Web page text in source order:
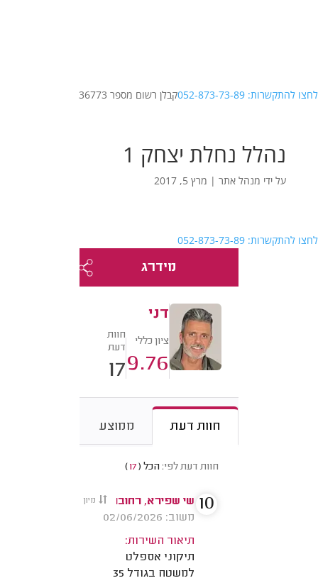
לחצו להתקשרות: 052-873-73-89 קבלן רשום מספר 36773
נהלל נחלת יצחק 1
על ידי מנהל אתר| מרץ 5, 2017
לחצו להתקשרות: 052-873-73-89